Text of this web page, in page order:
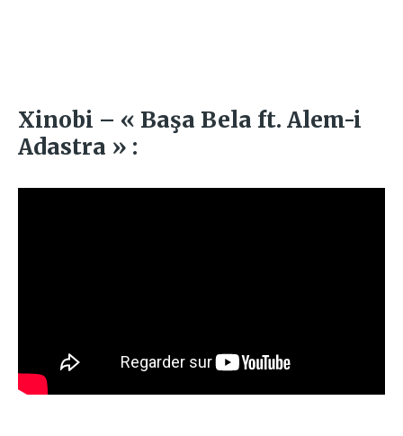
Xinobi – « Başa Bela ft. Alem-i
Adastra » :